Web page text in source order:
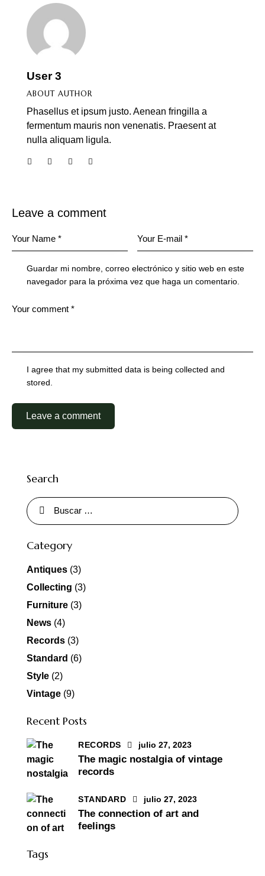
User 3
ABOUT AUTHOR
Phasellus et ipsum justo. Aenean fringilla a
fermentum mauris non venenatis. Praesent at
nulla aliquam ligula.
Leave a comment
Guardar mi nombre, correo electrónico y sitio web en este
navegador para la próxima vez que haga un comentario.
I agree that my submitted data is being collected and
stored.
Search
Category
Antiques (3)
Collecting (3)
Furniture (3)
News (4)
Records (3)
Standard (6)
Style (2)
Vintage (9)
Recent Posts
RECORDS julio 27, 2023
The magic nostalgia of vintage
records
STANDARD julio 27, 2023
The connection of art and
feelings
Tags